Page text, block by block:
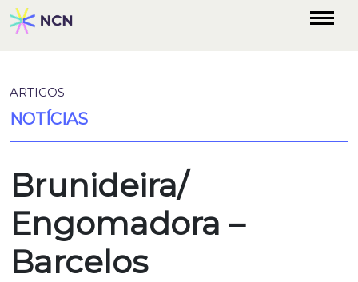
ARTIGOS
NOTÍCIAS
Brunideira/
Engomadora –
Barcelos